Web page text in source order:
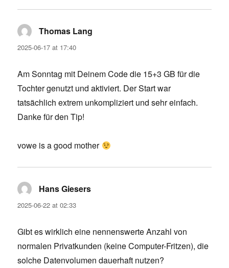
Thomas Lang
2025-06-17 at 17:40
Am Sonntag mit Deinem Code die 15+3 GB für die
Tochter genutzt und aktiviert. Der Start war
tatsächlich extrem unkompliziert und sehr einfach.
Danke für den Tip!
vowe is a good mother
Hans Giesers
2025-06-22 at 02:33
Gibt es wirklich eine nennenswerte Anzahl von
normalen Privatkunden (keine Computer-Fritzen), die
solche Datenvolumen dauerhaft nutzen?